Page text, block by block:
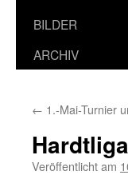
BILDER
ARCHIV
← 1.-Mai-Turnier
Veröffentlicht am